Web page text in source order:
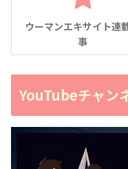
ウーマンエキサイト連
事
YouTubeチャン